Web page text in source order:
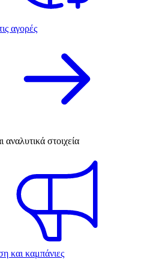
αγορές
αναλυτικά στοιχεία
και καμπάνιες